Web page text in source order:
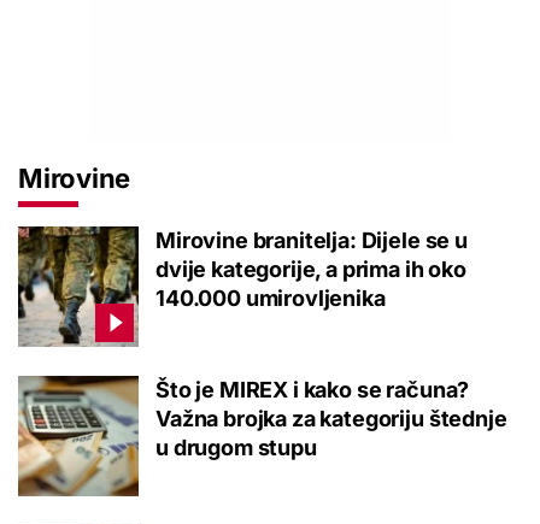
Mirovine
Mirovine branitelja: Dijele se u
dvije kategorije, a prima ih oko
140.000 umirovljenika
Što je MIREX i kako se računa?
Važna brojka za kategoriju štednje
u drugom stupu